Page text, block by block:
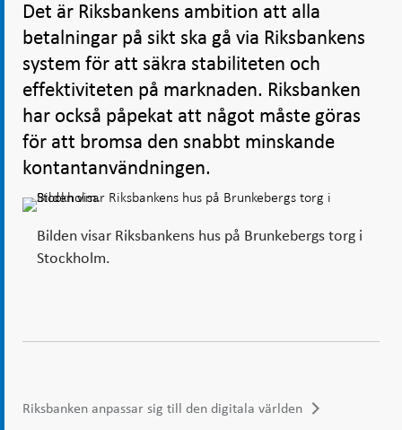
Det är Riksbankens ambition att alla
betalningar på sikt ska gå via Riksbankens
system för att säkra stabiliteten och
effektiviteten på marknaden. Riksbanken
har också påpekat att något måste göras
för att bromsa den snabbt minskande
kontantanvändningen.
Bilden visar Riksbankens hus på Brunkebergs torg i
Stockholm.
Riksbanken anpassar sig till den digitala världen